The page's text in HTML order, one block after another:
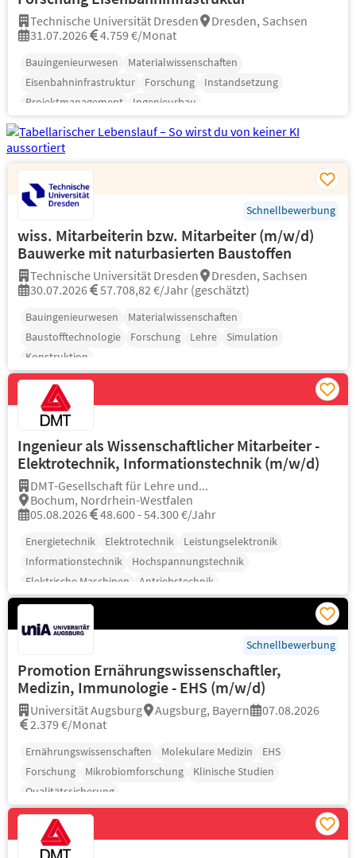
Technische Universität Dresden
Dresden, Sachsen
31.07.2026
4.759 €/Monat
Bauingenieurwesen
Materialwissenschaften
Eisenbahninfrastruktur
Forschung
Instandsetzung
Projektmanagement
Ingenieurbau
Schnellbewerbung
wiss. Mitarbeiterin bzw. Mitarbeiter (m/w/d)
Bauwerke mit naturbasierten Baustoffen
Technische Universität Dresden
Dresden, Sachsen
30.07.2026
57.708,82 €/Jahr (geschätzt)
Bauingenieurwesen
Materialwissenschaften
Baustofftechnologie
Forschung Lehre
Simulation
Konstruktion
Ingenieur als Wissenschaftlicher Mitarbeiter -
Elektrotechnik, Informationstechnik (m/w/d)
DMT-Gesellschaft für Lehre und...
Bochum, Nordrhein-Westfalen
05.08.2026
48.600 - 54.300 €/Jahr
Energietechnik Elektrotechnik
Leistungselektronik
Informationstechnik
Hochspannungstechnik
Elektrische Maschinen
Antriebstechnik
Schnellbewerbung
Promotion Ernährungswissenschaftler,
Medizin, Immunologie - EHS (m/w/d)
Universität Augsburg Augsburg, Bayern
07.08.2026
2.379 €/Monat
Ernährungswissenschaften Molekulare Medizin
EHS
Forschung
Mikrobiomforschung
Klinische Studien
Qualitätssicherung